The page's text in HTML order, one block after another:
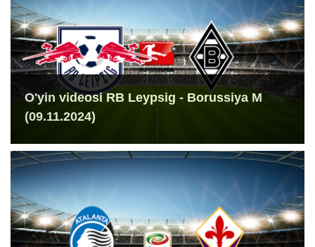
O'yin videosi RB Leypsig - Borussiya M
(09.11.2024)